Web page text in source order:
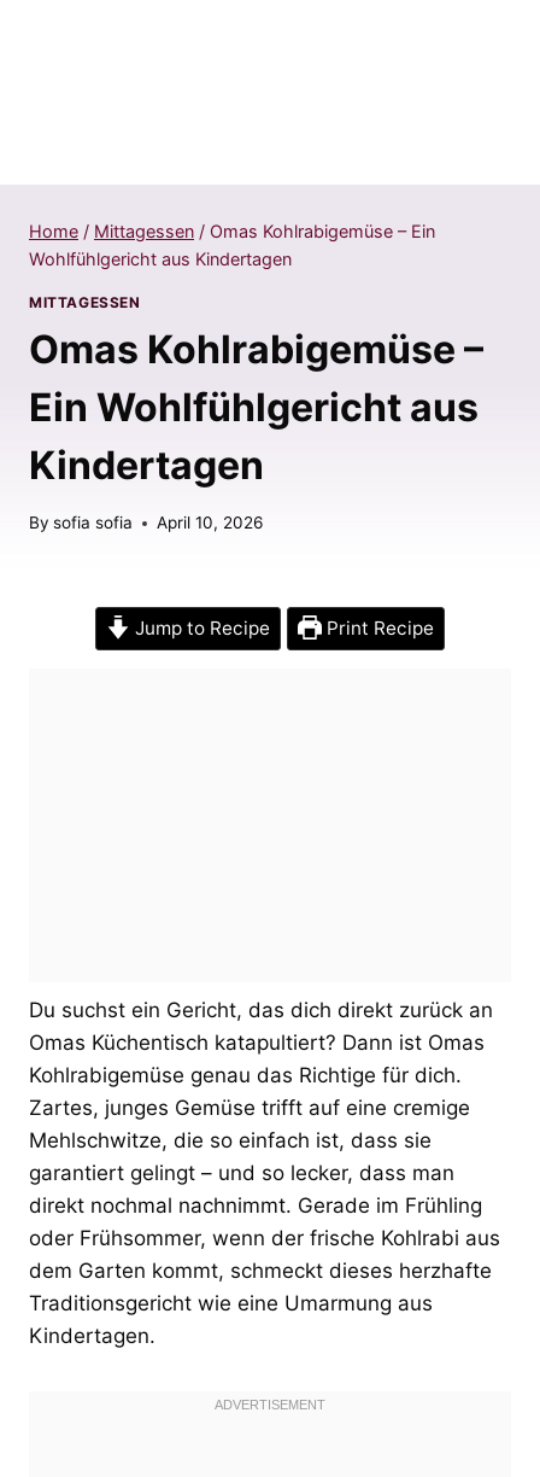
Home / Mittagessen / Omas Kohlrabigemüse – Ein
Wohlfühlgericht aus Kindertagen
MITTAGESSEN
Omas Kohlrabigemüse –
Ein Wohlfühlgericht aus
Kindertagen
By sofia sofia April 10, 2026
Jump to Recipe Print Recipe
Du suchst ein Gericht, das dich direkt zurück an
Omas Küchentisch katapultiert? Dann ist Omas
Kohlrabigemüse genau das Richtige für dich.
Zartes, junges Gemüse trifft auf eine cremige
Mehlschwitze, die so einfach ist, dass sie
garantiert gelingt – und so lecker, dass man
direkt nochmal nachnimmt. Gerade im Frühling
oder Frühsommer, wenn der frische Kohlrabi aus
dem Garten kommt, schmeckt dieses herzhafte
Traditionsgericht wie eine Umarmung aus
Kindertagen.